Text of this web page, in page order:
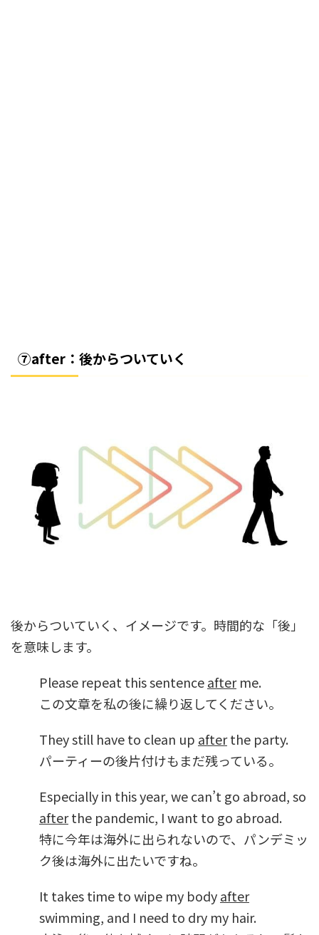
⑦after：後からついていく
後からついていく、イメージです。時間的な「後」
を意味します。
Please repeat this sentenceafterme.
この文章を私の後に繰り返してください。
They still have to clean up afterthe party.
パーティーの後片付けもまだ残っている。
Especially in this year, we can’t go abroad, so
afterthe pandemic, I want to go abroad.
特に今年は海外に出られないので、パンデミッ
ク後は海外に出たいですね。
It takes time to wipe my bodyafter
swimming, and I need to dry my hair.